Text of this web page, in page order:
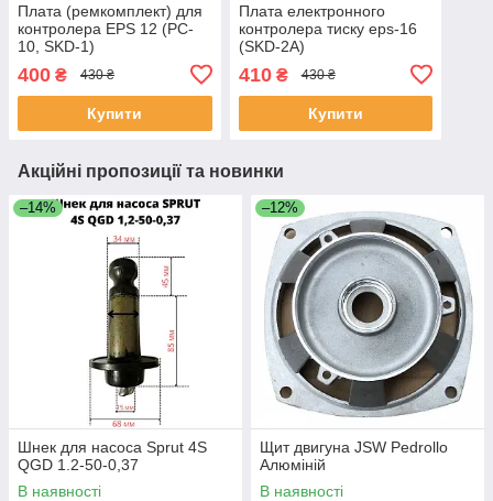
Плата (ремкомплект) для
контролера EPS 12 (PC-
10, SKD-1)
400 ₴ 430 ₴
Купити
Плата електронного
контролера тиску eps-16
(SKD-2A)
410₴ 430 ₴
Купити
Акційні пропозиції та новинки
–14%
Шнек для насоса Sprut 4S
QGD 1.2-50-0,37
В наявності
–12%
Щит двигуна JSW Pedrollo
Алюміній
В наявності